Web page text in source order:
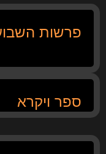
פרשות
ספר ויקרא